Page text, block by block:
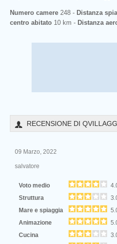
Numero camere 248 - Distanza
centro abitato 10 km - Distanza
RECENSIONE DI
09 Marzo, 2022
salvatore
Voto medio
Struttura
Mare e spiaggia
Animazione
Cucina